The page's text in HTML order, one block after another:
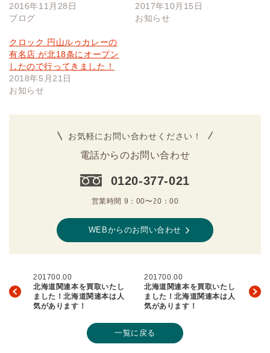
2016年11月28日
ブログ
2017年10月15日
お知らせ
クロック 円山ルゥカレーの
有名店 が北18条にオープン
したので行ってきました！
2018年5月21日
お知らせ
お気軽にお問い合わせください！
電話からのお問い合わせ
0120-377-021
営業時間 9：00〜20：00
WEBからのお問い合わせ
201700.00
北海道関連本を買取いたし
ました！北海道関連本は人
気があります！
201700.00
北海道関連本を買取いたし
ました！北海道関連本は人
気があります！
一覧に戻る